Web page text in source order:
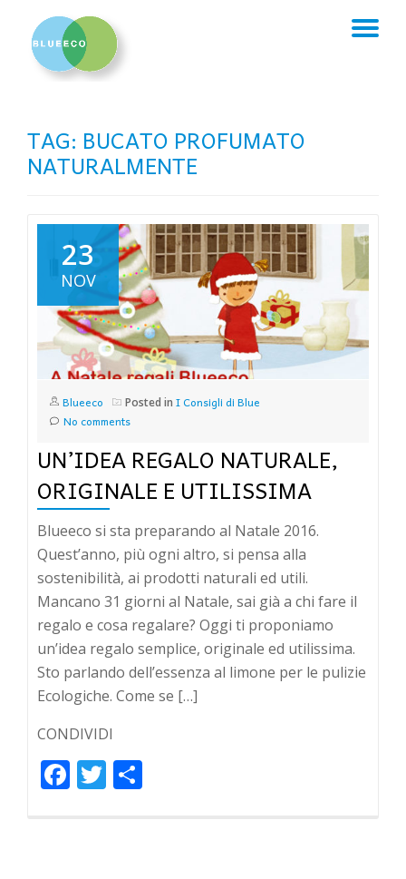
TAG: BUCATO PROFUMATO
NATURALMENTE
23
NOV
Blueeco Posted in I Consigli di Blue
No comments
UN’IDEA REGALO NATURALE,
ORIGINALE E UTILISSIMA
Blueeco si sta preparando al Natale 2016.
Quest’anno, più ogni altro, si pensa alla
sostenibilità, ai prodotti naturali ed utili.
Mancano 31 giorni al Natale, sai già a chi fare il
regalo e cosa regalare? Oggi ti proponiamo
un’idea regalo semplice, originale ed utilissima.
Sto parlando dell’essenza al limone per le pulizie
Ecologiche. Come se […]
CONDIVIDI
FacebookTwitter